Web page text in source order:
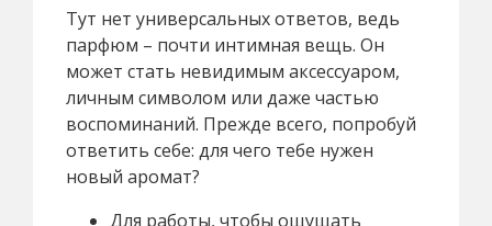
Тут нет универсальных ответов, ведь
парфюм – почти интимная вещь. Он
может стать невидимым аксессуаром,
личным символом или даже частью
воспоминаний. Прежде всего, попробуй
ответить себе: для чего тебе нужен
новый аромат?
Для работы, чтобы ощущать